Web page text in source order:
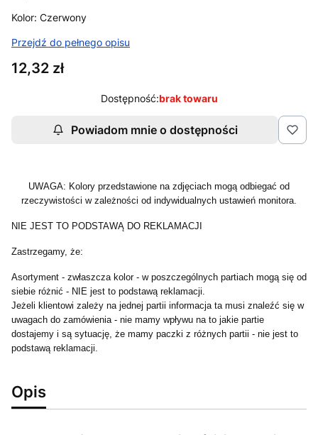
Kolor: Czerwony
Przejdź do pełnego opisu
Cena
12,32 zł
Dostępność:brak towaru
Powiadom mnie o dostępności
UWAGA: Kolory przedstawione na zdjęciach mogą odbiegać od
rzeczywistości w zależności od indywidualnych ustawień monitora.
NIE JEST TO PODSTAWĄ DO REKLAMACJI
Zastrzegamy, że:
Asortyment - zwłaszcza kolor - w poszczególnych partiach mogą się od
siebie różnić - NIE jest to podstawą reklamacji.
Jeżeli klientowi zależy na jednej partii informacja ta musi znaleźć się w
uwagach do zamówienia - nie mamy wpływu na to jakie partie
dostajemy i są sytuację, że mamy paczki z różnych partii - nie jest to
podstawą reklamacji.
Opis